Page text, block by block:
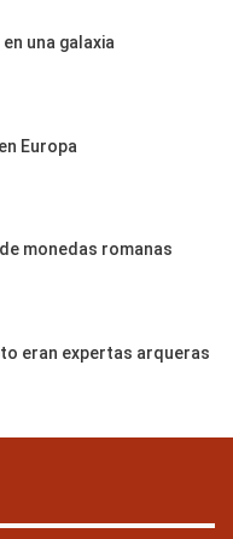
una galaxia
Europa
monedas romanas
eran expertas arqueras